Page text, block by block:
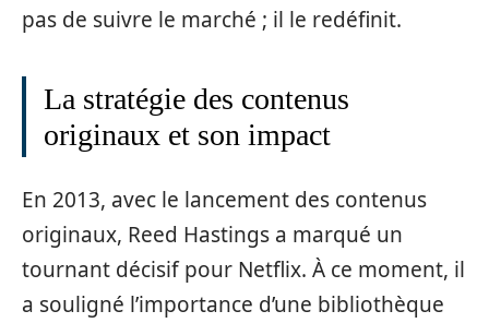
pas de suivre le marché ; il le redéfinit.
La stratégie des contenus
originaux et son impact
En 2013, avec le lancement des contenus
originaux, Reed Hastings a marqué un
tournant décisif pour Netflix. À ce moment, il
a souligné l’importance d’une bibliothèque